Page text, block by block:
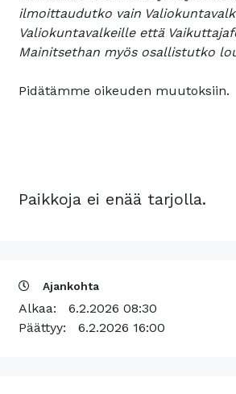
ilmoittaudutko vain
Valiokuntavalkeille että
Mainitsethan myös osallistutko
Pidätämme oikeuden muutoksiin.
Paikkoja ei enää tarjolla.
Ajankohta
Alkaa: 6.2.2026 08:30
Päättyy: 6.2.2026 16:00